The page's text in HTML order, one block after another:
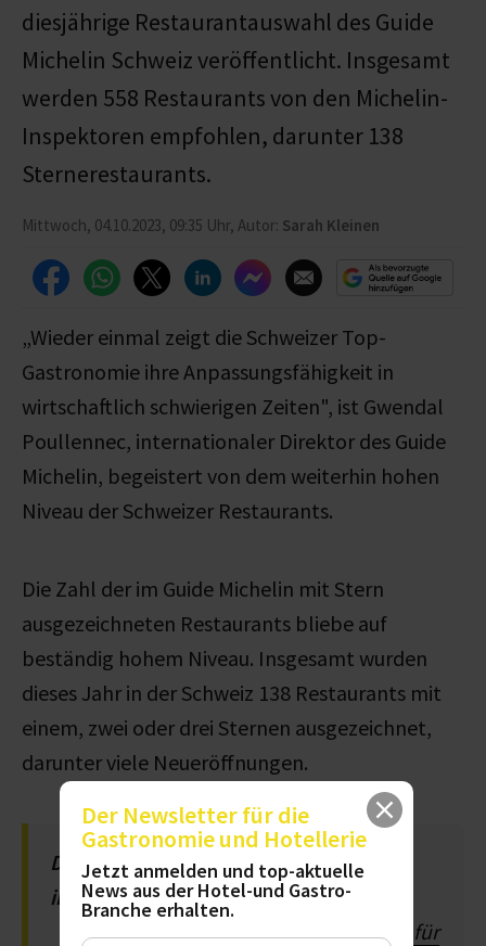
diesjährige Restaurantauswahl des Guide
Michelin Schweiz veröffentlicht. Insgesamt
werden 558 Restaurants von den Michelin-
Inspektoren empfohlen, darunter 138
Sternerestaurants.
Mittwoch, 04.10.2023, 09:35 Uhr, Autor: Sarah Kleinen
„Wieder einmal zeigt die Schweizer Top-
Gastronomie ihre Anpassungsfähigkeit in
wirtschaftlich schwierigen Zeiten", ist Gwendal
Poullennec, internationaler Direktor des Guide
Michelin, begeistert von dem weiterhin hohen
Niveau der Schweizer Restaurants.
Die Zahl der im Guide Michelin mit Stern
ausgezeichneten Restaurants bliebe auf
beständig hohem Niveau. Insgesamt wurden
dieses Jahr in der Schweiz 138 Restaurants mit
einem, zwei oder drei Sternen ausgezeichnet,
darunter viele Neueröffnungen.
Diese Artikel könnten Sie auch
interessieren:
Guide Michelin 2023: Sterne-Rekord für
Der Newsletter für die
Gastronomie und Hotellerie
Jetzt anmelden und top-aktuelle
News aus der Hotel-und Gastro-
Branche erhalten.